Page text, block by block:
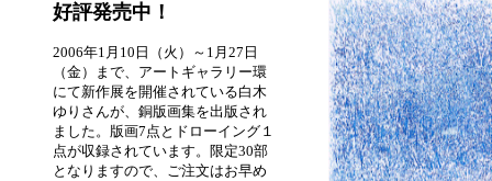
好評発売中！
2006年1月10日（火）～1月27日
（金）まで、アートギャラリー環
にて新作展を開催されている白木
ゆりさんが、銅版画集を出版され
ました。版画7点とドローイング１
点が収録されています。限定30部
となりますので、ご注文はお早め